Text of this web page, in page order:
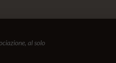
al solo